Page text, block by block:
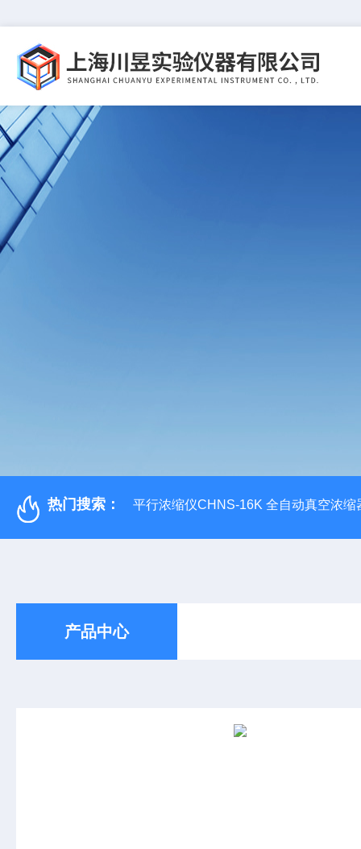
热门搜索： 平行浓缩仪CHNS-16K 全自动真空浓缩
产品中心